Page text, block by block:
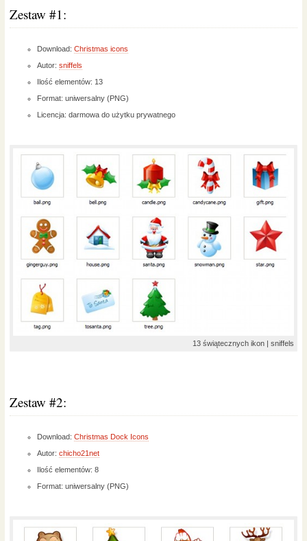
Zestaw #1:
Download: Christmas icons
Autor: sniffels
Ilość elementów: 13
Format: uniwersalny (PNG)
Licencja: darmowa do użytku prywatnego
13 świątecznych ikon | sniffels
Zestaw #2:
Download: Christmas Dock Icons
Autor: chicho21net
Ilość elementów: 8
Format: uniwersalny (PNG)